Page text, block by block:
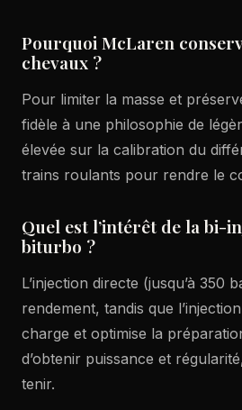
Pourquoi McLaren
chevaux ?
Pour limiter la masse et
fidèle à une philosophie de
élevée sur la calibration du
trains roulants pour rendre le
Quel est l’intérêt de la bi-
biturbo ?
L’injection directe (jusqu’à
rendement, tandis que
charge et optimise la
d’obtenir puissance et
tenir.